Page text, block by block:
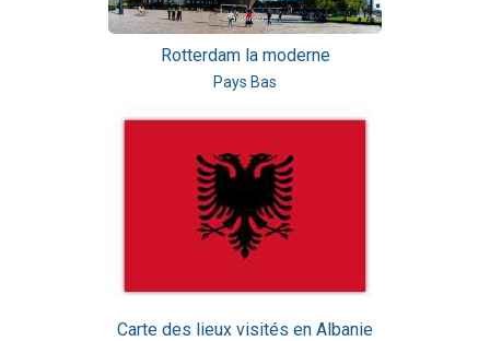
Rotterdam la moderne
Pays Bas
Carte des lieux visités en Albanie